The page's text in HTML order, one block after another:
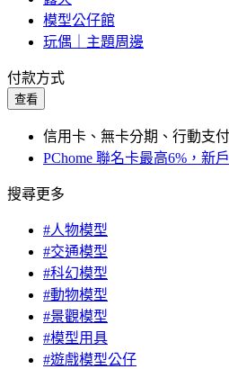
模型公仔館
玩偶｜主題周邊
付款方式
查看
信用卡、無卡分期、行動支
PChome 聯名卡最高6%，新
搜尋更多
#人物模型
#交通模型
#科幻模型
#動物模型
#景觀模型
#模型用具
#遊戲模型公仔